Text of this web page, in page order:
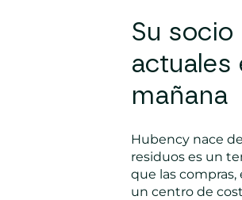
Su
actuales
mañana
Hubency nace
residuos es un
que las
un centro de